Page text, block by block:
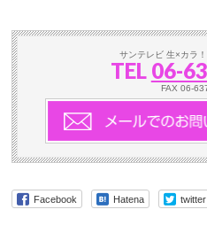
サンテレビ 生×カラ
TEL 06-
FAX 06-
Facebook Hatena twitter